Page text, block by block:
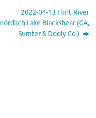
2022-04-13 Flint River
nördlich Lake Blackshear (GA,
Sumter & Dooly Co.)